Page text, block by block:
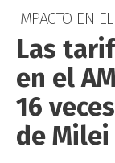
IMPACTO EN
Las
en el
16
de Milei